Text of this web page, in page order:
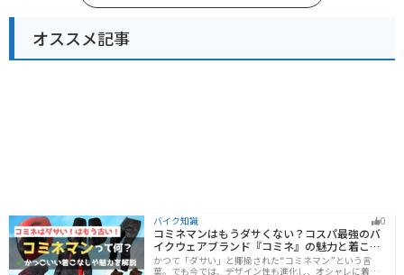
オススメ記事
バイク知識 0
コミネマンはもうダサくない？コスパ最強のバ
イクウェアブランド『コミネ』の魅力と着こな
し術
かつて「ダサい」と揶揄された“コミネマン”という言
葉。でも今では、デザイン性も進化し、オシャレに着こ